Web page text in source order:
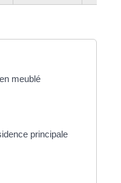
meublé
principale